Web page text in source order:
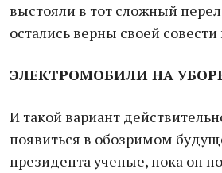
выстояли в тот сложный
остались верны своей
ЭЛЕКТРОМОБИЛИ НА
И такой вариант
появиться в обозримом
президента ученые, пока он